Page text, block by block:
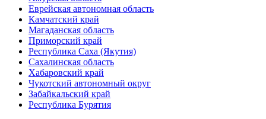
Еврейская автономная область
Камчатский край
Магаданская область
Приморский край
Республика Саха (Якутия)
Сахалинская область
Хабаровский край
Чукотский автономный округ
Забайкальский край
Республика Бурятия